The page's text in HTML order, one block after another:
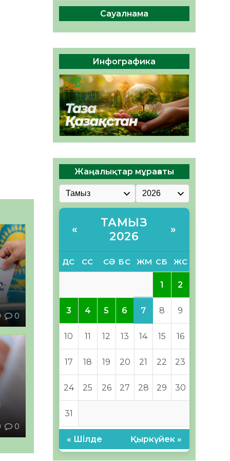
0
0
беруге дайын
ӘРБІР ДАУЫС – ҚОҒАМ
ДАМУЫНА ҚОСЫЛҒАН
ҮЛЕС
05.08.2026
37 0
Сауалнама
Инфографика
Жаңалықтар мұрағаты
«
ТАМЫЗ
2026
»
ДС СС СӘ БС ЖМ СБ ЖС
1 2
3 4 5 6 7 8 9
10 11 12 13 14 15 16
17 18 19 20 21 22 23
24 25 26 27 28 29 30
31
« Шілде Қыркүйек »